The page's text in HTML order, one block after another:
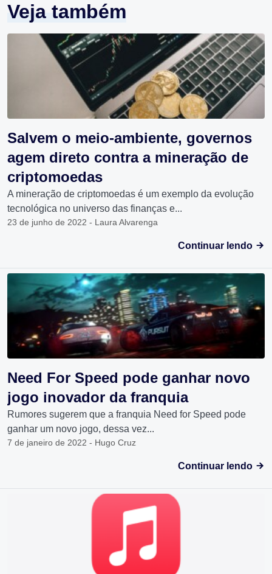
Veja também
Salvem o meio-ambiente, governos
agem direto contra a mineração de
criptomoedas
A mineração de criptomoedas é um exemplo da evolução
tecnológica no universo das finanças e...
23 de junho de 2022 - Laura Alvarenga
Continuar lendo
Need For Speed pode ganhar novo
jogo inovador da franquia
Rumores sugerem que a franquia Need for Speed pode
ganhar um novo jogo, dessa vez...
7 de janeiro de 2022 - Hugo Cruz
Continuar lendo